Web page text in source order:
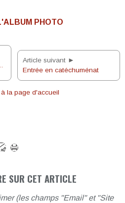
PHOTO
Rouen-sud
Article suivant ►
Entrée en catéchuménat
la page d'accueil
SUR CET ARTICLE
(les champs "Email" et "Site